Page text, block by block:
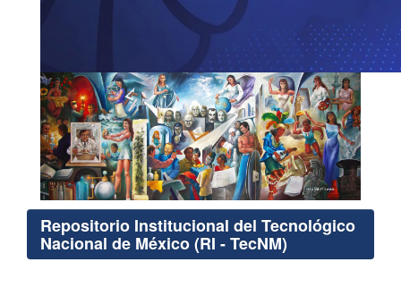
Repositorio Institucional del Tecnológico
Nacional de México (RI - TecNM)